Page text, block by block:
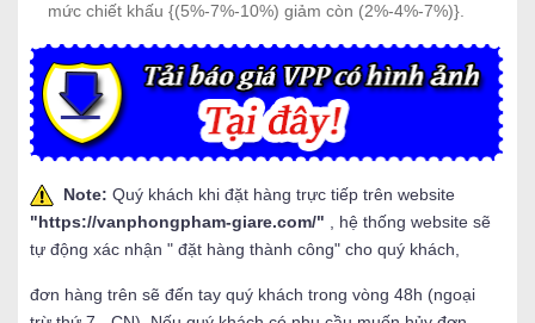
mức chiết khấu {(5%-7%-10%) giảm còn (2%-4%-7%)}.
Note: Quý khách khi đặt hàng trực tiếp trên website
"https://vanphongpham-giare.com/"
, hệ thống website sẽ
tự động xác nhận " đặt hàng thành công" cho quý khách,
đơn hàng trên sẽ đến tay quý khách trong vòng 48h (ngoại